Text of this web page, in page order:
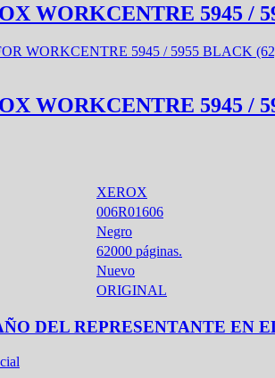
WORKCENTRE 5945 /
WORKCENTRE 5945 /
XEROX
006R01606
Negro
62000 páginas.
Nuevo
ORIGINAL
DEL REPRESENTANTE EN